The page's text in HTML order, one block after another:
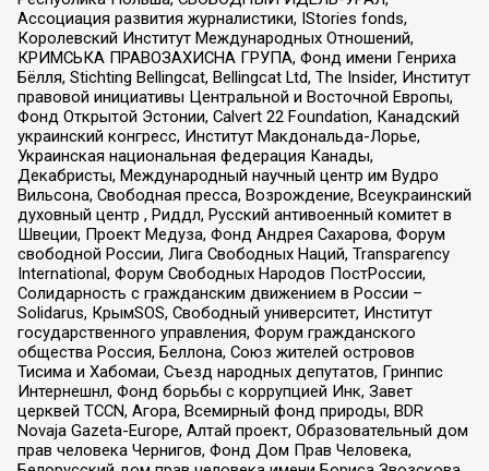
Ассоциация развития журналистики, IStories fonds,
Королевский Институт Международных Отношений,
КРИМСЬКА ПРАВОЗАХИСНА ГРУПА, Фонд имени Генриха
Бёлля, Stichting Bellingcat, Bellingcat Ltd, The Insider, Институт
правовой инициативы Центральной и Восточной Европы,
Фонд Открытой Эстонии, Calvert 22 Foundation, Канадский
украинский конгресс, Институт Макдональда-Лорье,
Украинская национальная федерация Канады,
Декабристы, Международный научный центр им Вудро
Вильсона, Свободная пресса, Возрождение, Всеукраинский
духовный центр , Риддл, Русский антивоенный комитет в
Швеции, Проект Медуза, Фонд Андрея Сахарова, Форум
свободной России, Лига Свободных Наций, Transparеncy
International, Форум Свободных Народов ПостРоссии,
Солидарность с гражданским движением в России –
Solidarus, КрымSOS, Свободный университет, Институт
государственного управления, Форум гражданского
общества Россия, Беллона, Союз жителей островов
Тисима и Хабомаи, Съезд народных депутатов, Гринпис
Интернешнл, Фонд борьбы с коррупцией Инк, Завет
церквей TCCN, Агора, Всемирный фонд природы, BDR
Novaja Gazeta-Europe, Алтай проект, Образовательный дом
прав человека Чернигов, Фонд Дом Прав Человека,